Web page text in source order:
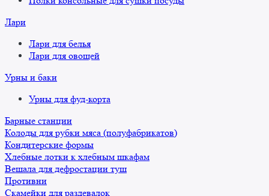
Лари
Лари для белья
Лари для овощей
Урны и баки
Урны для фуд-корта
Барные станции
Колоды для рубки мяса (полуфабрикатов)
Кондитерские формы
Хлебные лотки к хлебным шкафам
Вешала для дефростации туш
Противни
Скамейки для раздевалок